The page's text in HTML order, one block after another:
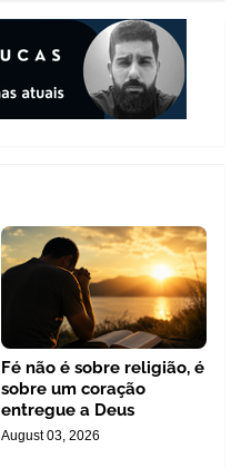
Fé não é sobre religião, é
sobre um coração
entregue a Deus
August 03, 2026